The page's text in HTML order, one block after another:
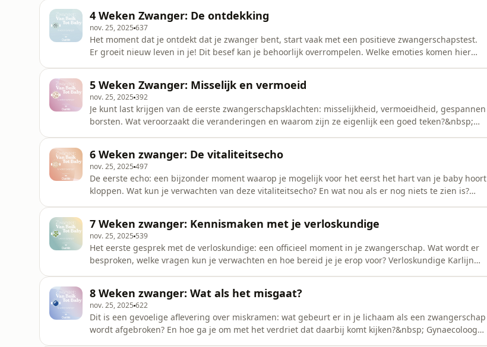
gynaecoloog Koen Deurloo, ps
4 Weken Zwanger: De ontdekking
nov. 25, 2025 637
Het moment dat je ontdekt dat je zwanger bent, start vaak met een positieve zwangerschapstest.
Er groeit nieuw leven in je! Dit besef kan je behoorlijk overrompelen. Welke emoties komen hier
gynaecoloog Koe
5 Weken Zwanger: Misselijk en vermoeid
nov. 25, 2025 392
Je kunt last krijgen van de eerste zwangerschapsklachten: misselijkheid, vermoeidheid, gespannen
borsten. Wat veroorzaakt die veranderingen en waarom zijn ze eigenlijk een goed teken?&nbsp;
aanleiding van deze aflevering o
6 Weken zwanger: De vitaliteitsecho
nov. 25, 2025 497
De eerste echo: een bijzonder moment waarop je mogelijk voor het eerst het hart van je baby hoort
kloppen. Wat kun je verwachten van deze vitaliteitsecho? En wat nou als er nog niets te zien is?
aflevering nee
7 Weken zwanger: Kennismaken met je verloskundige
nov. 25, 2025 539
Het eerste gesprek met de verloskundige: een officieel moment in je zwangerschap. Wat wordt er
besproken, welke vragen kun je verwachten en hoe bereid je je erop voor? Verloskundige Karlijn
Tot Baby is jouw gids tijdens
8 Weken zwanger: Wat als het misgaat?
nov. 25, 2025 622
Dit is een gevoelige aflevering over miskramen: wat gebeurt er in je lichaam als een zwangerschap
wordt afgebroken? En hoe ga je om met het verdriet dat daarbij komt kijken?&nbsp; Gynaecoloog